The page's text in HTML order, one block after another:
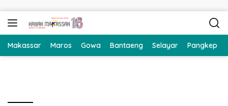
Makassar Maros Gowa Bantaeng Selayar Pangkep